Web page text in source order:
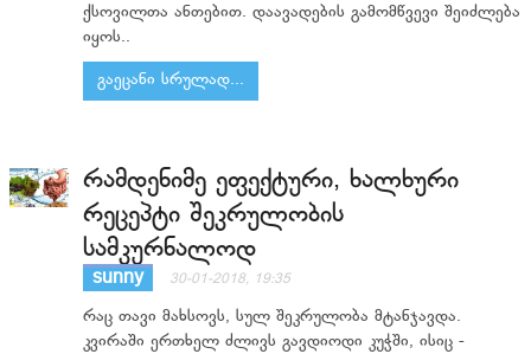
ქსოვილთა ანთებით. დაავადების გამომწვევი შეიძლება
იყოს..
გაეცანი სრულად...
რამდენიმე ეფექტური, ხალხური
რეცეპტი შეკრულობის
სამკურნალოდ
sunny 30-01-2018, 19:35
რაც თავი მახსოვს, სულ შეკრულობა მტანჯავდა.
კვირაში ერთხელ ძლივს გავდიოდი კუჭში, ისიც -